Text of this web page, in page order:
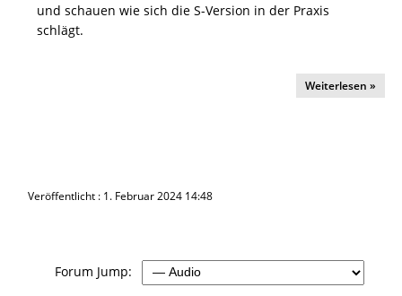
und schauen wie sich die S-Version in der Praxis
schlägt.
Weiterlesen »
Veröffentlicht : 1. Februar 2024 14:48
Forum Jump: